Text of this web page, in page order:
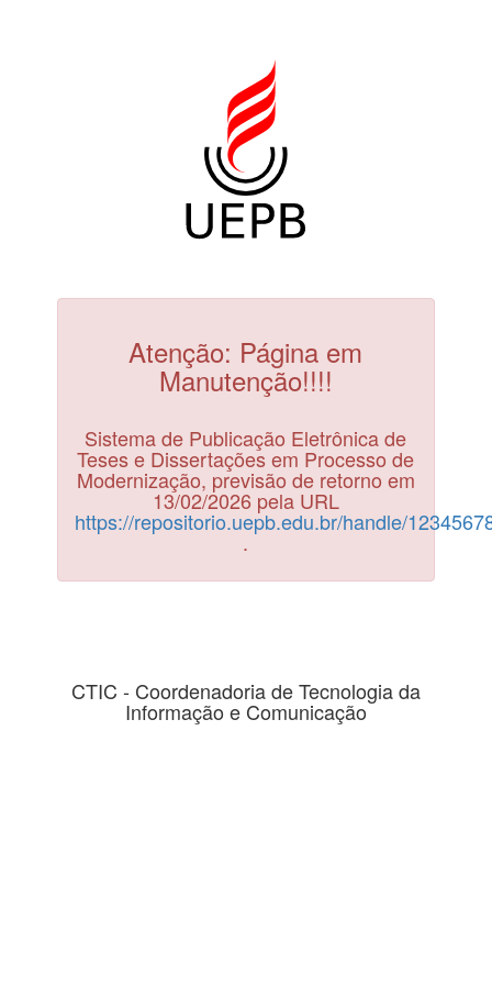
Atenção: Página em
Manutenção!!!!
Sistema de Publicação Eletrônica de
Teses e Dissertações em Processo de
Modernização, previsão de retorno em
13/02/2026 pela URL
https://repositorio.uepb.edu.br/handle/
.
CTIC - Coordenadoria de Tecnologia da
Informação e Comunicação